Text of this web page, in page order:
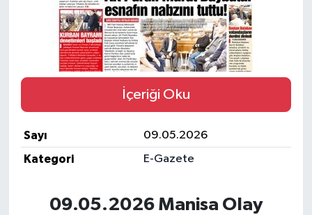
İçeriği Oku
Sayı
09.05.2026
Kategori
E-Gazete
09.05.2026 Manisa Olay